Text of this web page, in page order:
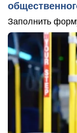
Заполнить